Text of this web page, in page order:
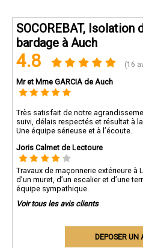
SOCOREBAT, Isolation
bardage à Auch
4.8 (16
Mr et Mme GARCIA de Auch
Très satisfait de notre
suivi, délais respectés et résultat à
Une équipe sérieuse et à l’écoute.
Joris Calmet de Lectoure
Travaux de maçonnerie extérieure à
d’un muret, d’un escalier et d’une
équipe sympathique.
Voir tous les avis clients
DEPOSER UN